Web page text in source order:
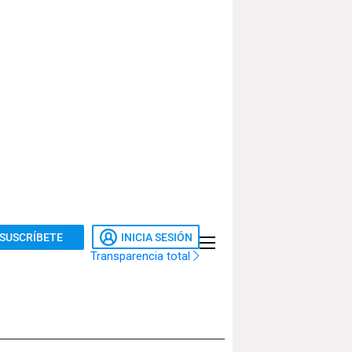
SUSCRÍBETE INICIA SESIÓN
Transparencia total